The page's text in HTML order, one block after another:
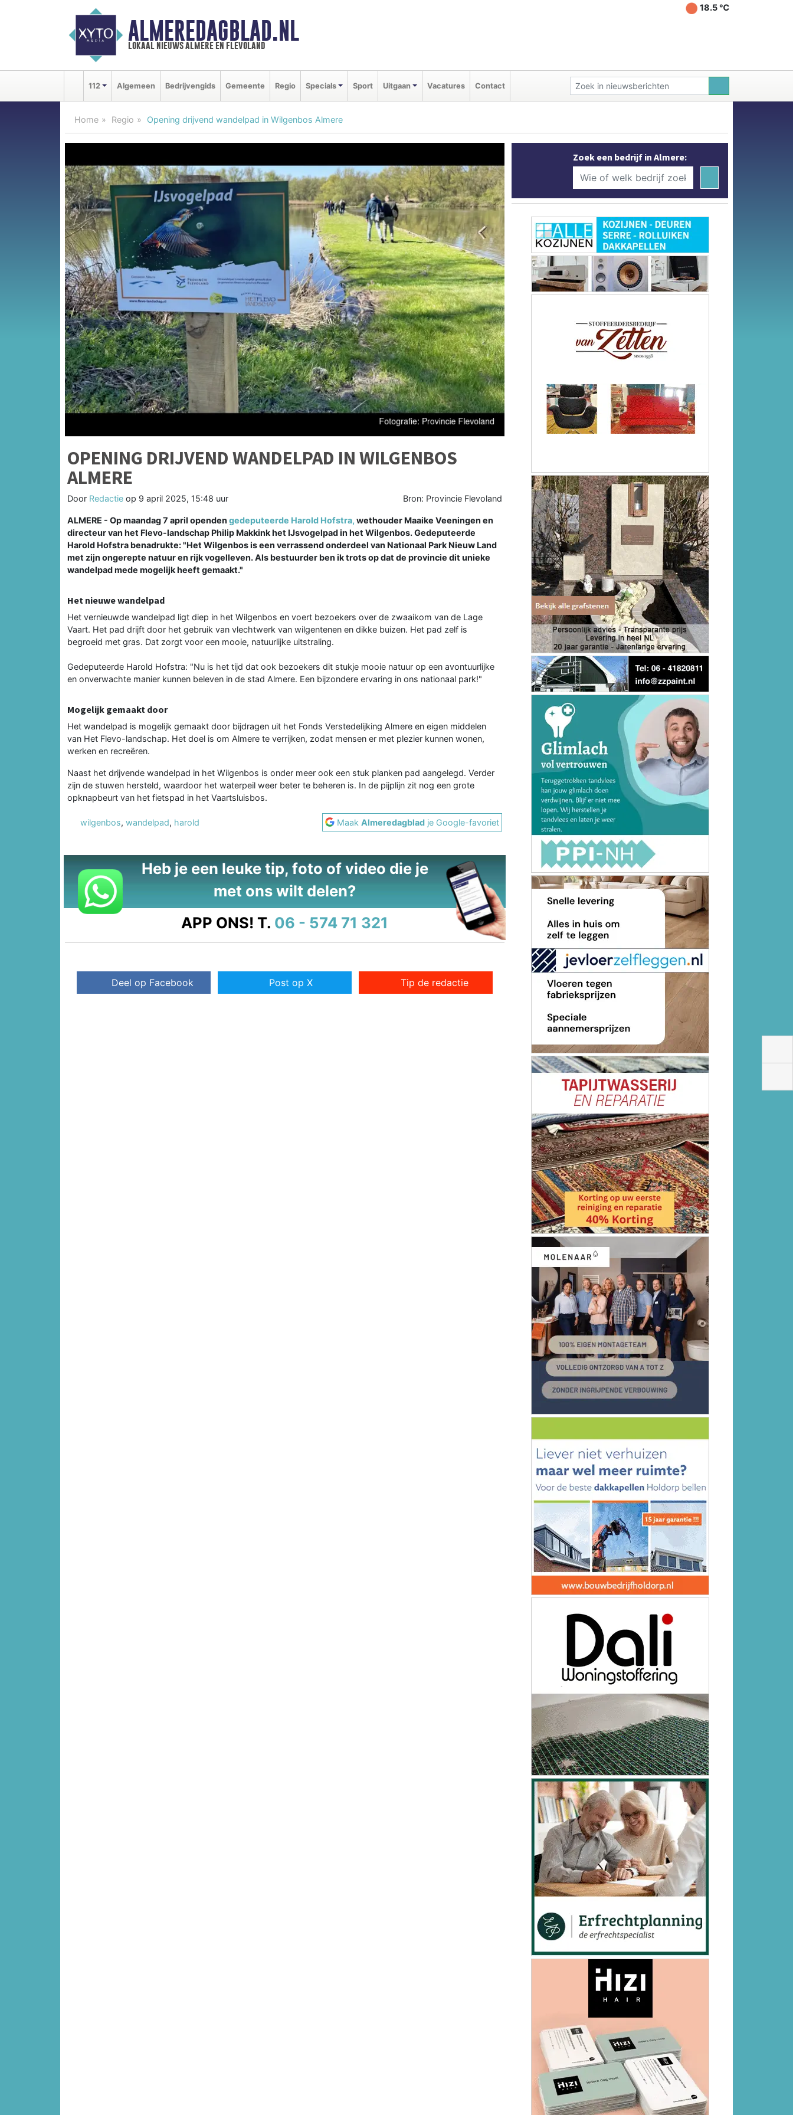
ALMEREDAGBLAD.NL
lokaal nieuws almere en flevoland
18.5 ℃
112 Algemeen Bedrijvengids Gemeente Regio Specials Sport Uitgaan Vacatures Contact
Home Regio Opening drijvend wandelpad in Wilgenbos Almere
OPENING DRIJVEND WANDELPAD IN WILGENBOS
ALMERE
Door Redactie op 9 april 2025, 15:48 uur Bron: Provincie Flevoland
ALMERE - Op maandag 7 april openden gedeputeerde Harold Hofstra, wethouder Maaike Veeningen en
directeur van het Flevo-landschap Philip Makkink het IJsvogelpad in het Wilgenbos. Gedeputeerde
Harold Hofstra benadrukte: "Het Wilgenbos is een verrassend onderdeel van Nationaal Park Nieuw Land
met zijn ongerepte natuur en rijk vogelleven. Als bestuurder ben ik trots op dat de provincie dit unieke
wandelpad mede mogelijk heeft gemaakt."
Het nieuwe wandelpad
Het vernieuwde wandelpad ligt diep in het Wilgenbos en voert bezoekers over de zwaaikom van de Lage
Vaart. Het pad drijft door het gebruik van vlechtwerk van wilgentenen en dikke buizen. Het pad zelf is
begroeid met gras. Dat zorgt voor een mooie, natuurlijke uitstraling.
Gedeputeerde Harold Hofstra: "Nu is het tijd dat ook bezoekers dit stukje mooie natuur op een avontuurlijke
en onverwachte manier kunnen beleven in de stad Almere. Een bijzondere ervaring in ons nationaal park!"
Mogelijk gemaakt door
Het wandelpad is mogelijk gemaakt door bijdragen uit het Fonds Verstedelijking Almere en eigen middelen
van Het Flevo-landschap. Het doel is om Almere te verrijken, zodat mensen er met plezier kunnen wonen,
werken en recreëren.
Naast het drijvende wandelpad in het Wilgenbos is onder meer ook een stuk planken pad aangelegd. Verder
zijn de stuwen hersteld, waardoor het waterpeil weer beter te beheren is. In de pijplijn zit nog een grote
opknapbeurt van het fietspad in het Vaartsluisbos.
wilgenbos, wandelpad, harold MaakAlmeredagblad je Google-favoriet
Heb je een leuke tip, foto of video die je
met ons wilt delen?
APP ONS! T. 06 - 574 71 321
Deel op Facebook Post op X Tip de redactie
Zoek een bedrijf in Almere: